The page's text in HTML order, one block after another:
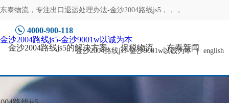
东泰物流，专注出口退运处理办法-金沙2004路线js5 ，，，
4000-900-118
金沙2004路线js5-金沙9001w以诚为本 | english
金沙2004路线js5-金沙9001w以诚为本
金沙2004路线js5的解决方案
保税物流 东泰新闻